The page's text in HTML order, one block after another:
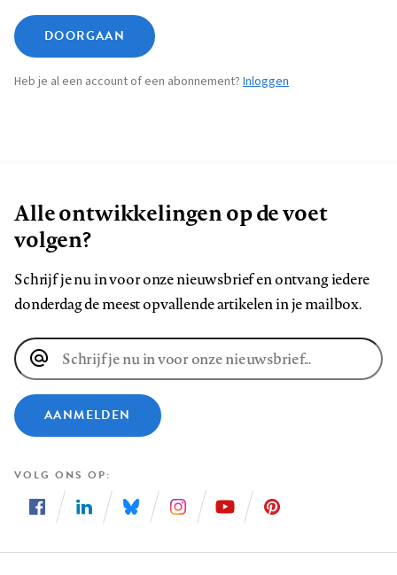
DOORGAAN
Heb je al een account of een abonnement? Inloggen
Alle ontwikkelingen op de voet
volgen?
Schrijf je nu in voor onze nieuwsbrief en ontvang iedere
donderdag de meest opvallende artikelen in je mailbox.
E-
mailadres
AANMELDEN
VOLG ONS OP
ons
ons
ons
ons
ons
ons